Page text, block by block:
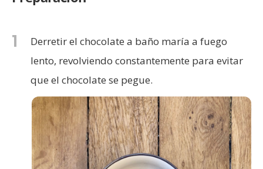
1
Derretir el chocolate a baño maría a fuego
lento, revolviendo constantemente para evitar
que el chocolate se pegue.